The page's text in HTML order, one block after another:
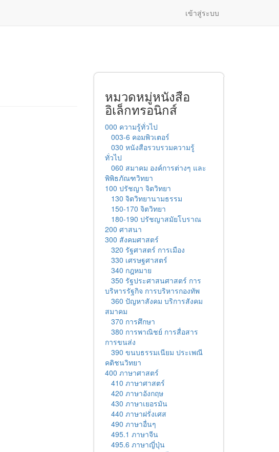
เข้าสู่ระบบ
หมวดหมู่หนังสือ
อิเล็กทรอนิกส์
000 ความรู้ทั่วไป
003-6 คอมพิวเตอร์
030 หนังสือรวบรวมความรู้
ทั่วไป
060 สมาคม องค์การต่างๆ และ
พิพิธภัณฑวิทยา
100 ปรัชญา จิตวิทยา
130 จิตวิทยานามธรรม
150-170 จิตวิทยา
180-190 ปรัชญาสมัยโบราณ
200 ศาสนา
300 สังคมศาสตร์
320 รัฐศาสตร์ การเมือง
330 เศรษฐศาสตร์
340 กฎหมาย
350 รัฐประศาสนศาสตร์ การ
บริหารรัฐกิจ การบริหารกองทัพ
360 ปัญหาสังคม บริการสังคม
สมาคม
370 การศึกษา
380 การพาณิชย์ การสื่อสาร
การขนส่ง
390 ขนบธรรมเนียม ประเพณี
คติชนวิทยา
400 ภาษาศาสตร์
410 ภาษาศาสตร์
420 ภาษาอังกฤษ
430 ภาษาเยอรมัน
440 ภาษาฝรั่งเศส
490 ภาษาอื่นๆ
495.1 ภาษาจีน
495.6 ภาษาญี่ปุ่น